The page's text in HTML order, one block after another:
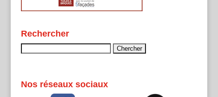
Rechercher
Nos réseaux sociaux